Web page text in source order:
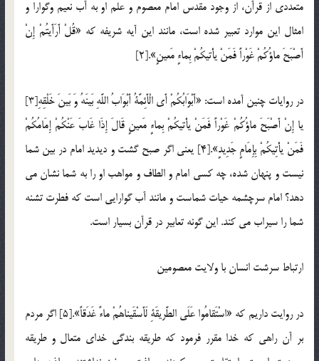
متعددی از قرآن، از وجود مقدس امام معصوم و علم او به آب نعیم وگوارا و
امثال این موارد تعبیر شده است، مانند این آیه شریفه که «قُلْ أَرَأَیتُمْ إِنْ
أَصْبَحَ ماؤُكُمْ غَوْراً فَمَنْ یأْتیكُمْ بِماءٍ مَعینٍ».[2]
در روایات چنین آمده است: «أَبْوَابُكُمْ أَی الْأَئِمَّةُ أَبْوَابُ اللَّهِ بَینَهُ وَ بَینَ خَلْقِهِ[3]
یا إِنْ أَصْبَحَ ماؤُكُمْ غَوْراً فَمَنْ یأْتیكُمْ بِماءٍ مَعینٍ قَالَ إِذَا غَابَ عَنْكُمْ إِمَامُكُمْ
فَمَنْ یأْتِیكُمْ بِإِمَامٍ جَدِیدٍ».[4] یعنی اگر صبح گشت و دیدید امام در بین شما
نیست و پنهان شده، چه كسی امام و الطاف و مواهب او را به شما نشان می
دهد؟ امام سرچشمه حیات شماست و مانند آب گوارایی است كه فطرت تشنه
شما را سیراب می کند. این گونه تعابیر در قرآن بسیار است.
ارتباط سرشت انسان با ولایت معصومین
در روایت داریم که «اسْتَقامُوا عَلَى الطَّریقَةِ لَأَسْقَیناهُمْ ماءً غَدَقاً».[5] اگر مردم
بر آن راهی كه خدا مقرر فرمود که طریقه بندگی خدای متعال و طریقه